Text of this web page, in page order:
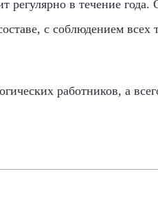
в течение года.
с соблюдением всех
работников, а